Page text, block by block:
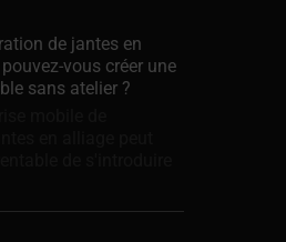
de jantes en
vous créer une
sans atelier ?